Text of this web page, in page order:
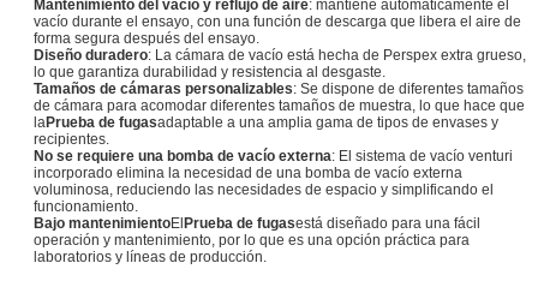
Mantenimiento del vacío y reflujo de aire: mantiene automáticamente el
vacío durante el ensayo, con una función de descarga que libera el aire de
forma segura después del ensayo.
Diseño duradero: La cámara de vacío está hecha de Perspex extra grueso,
lo que garantiza durabilidad y resistencia al desgaste.
Tamaños de cámaras personalizables: Se dispone de diferentes tamaños
de cámara para acomodar diferentes tamaños de muestra, lo que hace que
laPrueba de fugasadaptable a una amplia gama de tipos de envases y
recipientes.
No se requiere una bomba de vacío externa: El sistema de vacío venturi
incorporado elimina la necesidad de una bomba de vacío externa
voluminosa, reduciendo las necesidades de espacio y simplificando el
funcionamiento.
Bajo mantenimientoElPrueba de fugasestá diseñado para una fácil
operación y mantenimiento, por lo que es una opción práctica para
laboratorios y líneas de producción.